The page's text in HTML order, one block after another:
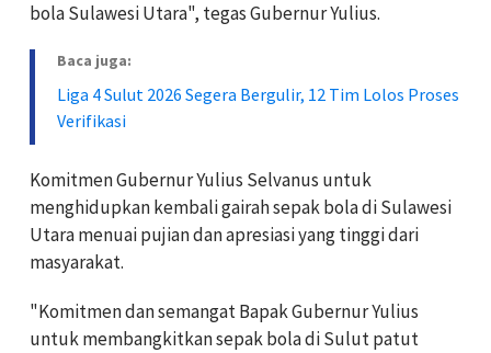
bola Sulawesi Utara", tegas Gubernur Yulius.
Baca juga:
Liga 4 Sulut 2026 Segera Bergulir, 12 Tim Lolos Proses
Verifikasi
Komitmen Gubernur Yulius Selvanus untuk
menghidupkan kembali gairah sepak bola di Sulawesi
Utara menuai pujian dan apresiasi yang tinggi dari
masyarakat.
"Komitmen dan semangat Bapak Gubernur Yulius
untuk membangkitkan sepak bola di Sulut patut